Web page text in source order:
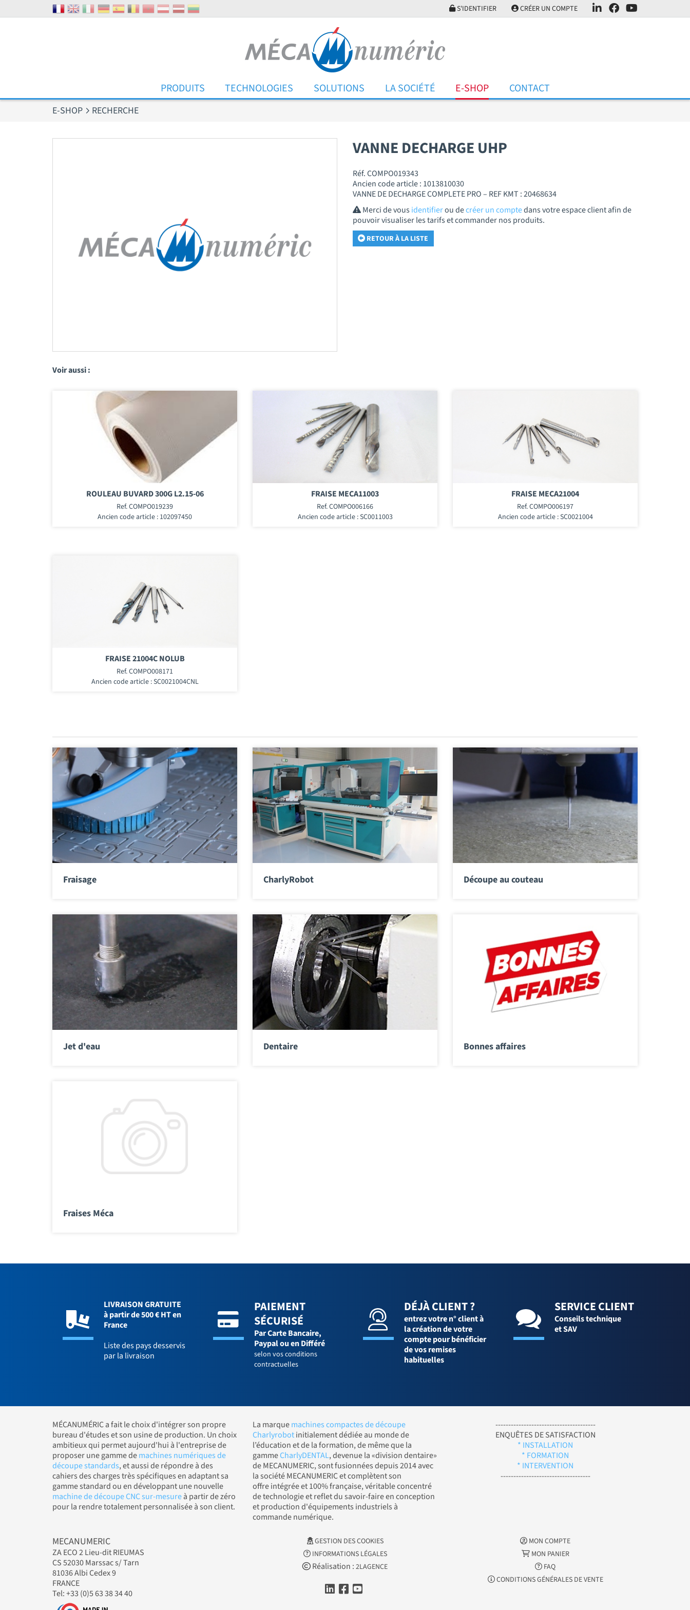
S'IDENTIFIER CRÉER UN COMPTE
PRODUITS TECHNOLOGIES SOLUTIONS LA SOCIÉTÉ E-SHOP CONTACT
E-SHOP RECHERCHE
VANNE DECHARGE UHP
Réf. COMPO019343
Ancien code article : 1013810030
VANNE DE DECHARGE COMPLETE PRO – REF KMT : 20468634
Merci de vousidentifierou decréer un comptedans votre espace client afin de
pouvoir visualiser les tarifs et commander nos produits.
RETOUR À LA LISTE
Voir aussi :
ROULEAU BUVARD 300G L2.15-06
Ref. COMPO019239
Ancien code article : 102097450
FRAISE MECA11003
Ref. COMPO006166
Ancien code article : SC0011003
FRAISE MECA21004
Ref. COMPO006197
Ancien code article : SC0021004
FRAISE 21004C NOLUB
Ref. COMPO008171
Ancien code article : SC0021004CNL
Fraisage CharlyRobot Découpe au couteau
Jet d'eau Dentaire Bonnes affaires
Fraises Méca
LIVRAISON GRATUITE
à partir de 500 € HT en
France
Liste des pays desservis
par la livraison
PAIEMENT
SÉCURISÉ
Par Carte Bancaire,
Paypal ou en Différé
selon vos conditions
contractuelles
DÉJÀ CLIENT ?
entrez votre n° client à
la création de votre
compte pour bénéficier
de vos remises
habituelles
SERVICE CLIENT
Conseils technique
et SAV
MÉCANUMÉRIC a fait le choix d'intégrer son propre
bureau d'études et son usine de production. Un choix
ambitieux qui permet aujourd'hui à l'entreprise de
proposer une gamme demachines numériques de
découpe standards, et aussi de répondre à des
cahiers des charges très spécifiques en adaptant sa
gamme standard ou en développant une nouvelle
machine de découpe CNC sur-mesureà partir de zéro
pour la rendre totalement personnalisée à son client.
La marquemachines compactes de découpe
Charlyrobotinitialement dédiée au monde de
l’éducation et de la formation, de même que la
gammeCharlyDENTAL, devenue la «division dentaire»
de MECANUMERIC, sont fusionnées depuis 2014 avec
la société MECANUMERIC et complètent son
offre intégrée et 100% française, véritable concentré
de technologie et reflet du savoir-faire en conception
et production d'équipements industriels à
commande numérique.
---------------------------------------
ENQUÊTES DE SATISFACTION
* INSTALLATION
* FORMATION
* INTERVENTION
-----------------------------------
MECANUMERIC
ZA ECO 2 Lieu-dit RIEUMAS
CS 52030 Marssac s/ Tarn
81036 Albi Cedex 9
FRANCE
Tel: +33 (0)5 63 38 34 40
GESTION DES COOKIES
INFORMATIONS LÉGALES
Réalisation : 2LAGENCE
MON COMPTE
MON PANIER
FAQ
CONDITIONS GÉNÉRALES DE VENTE
Panneau de gestion des cookies